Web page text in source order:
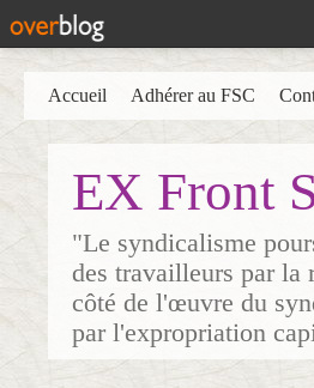
EX Front
"Le syndicalisme
des travailleurs par la
côté de l'œuvre du
par l'expropriation
Accueil Adhérer au FSC